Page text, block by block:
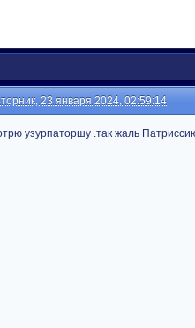
23 января 2024, 02:59:14
узурпаторшу .так жаль